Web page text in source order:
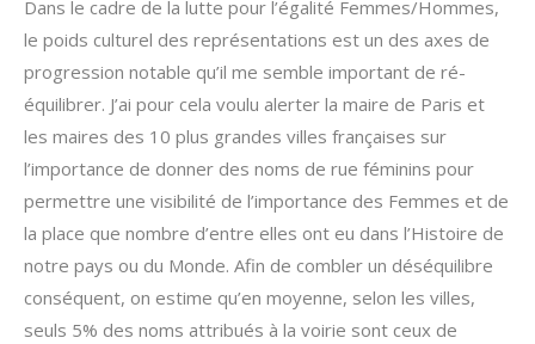
Dans le cadre de la lutte pour l’égalité Femmes/Hommes,
le poids culturel des représentations est un des axes de
progression notable qu’il me semble important de ré-
équilibrer. J’ai pour cela voulu alerter la maire de Paris et
les maires des 10 plus grandes villes françaises sur
l’importance de donner des noms de rue féminins pour
permettre une visibilité de l’importance des Femmes et de
la place que nombre d’entre elles ont eu dans l’Histoire de
notre pays ou du Monde. Afin de combler un déséquilibre
conséquent, on estime qu’en moyenne, selon les villes,
seuls 5% des noms attribués à la voirie sont ceux de